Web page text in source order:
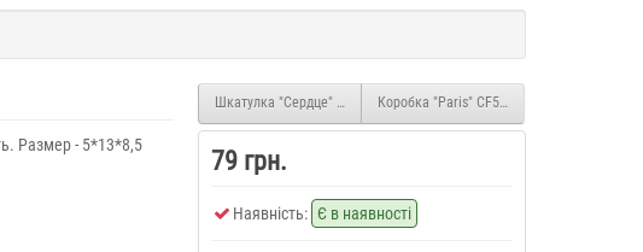
Размер - 5*13*8,5
Шкатулка "Сердце" PR18 Коробка "Paris" CF529
79 грн.
Наявність: Є в наявності